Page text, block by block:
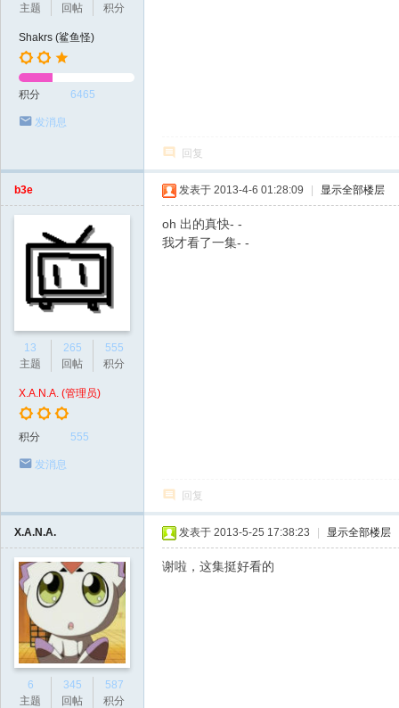
主题
回帖
积分
Shakrs (鲨鱼怪)
积分 6465
发消息
回复
b3e
13
主题
265
回帖
555
积分
X.A.N.A. (管理员)
积分 555
发消息
发表于 2013-4-6 01:28:09 显示全部楼层
oh 出的真快- -
我才看了一集- -
回复
X.A.N.A.
6
主题
345
回帖
587
积分
发表于 2013-5-25 17:38:23 显示全部楼层
谢啦，这集挺好看的